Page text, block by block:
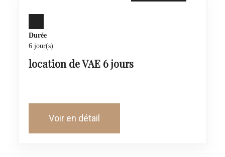
Durée
6 jour(s)
location de VAE 6 jours
Voir en détail